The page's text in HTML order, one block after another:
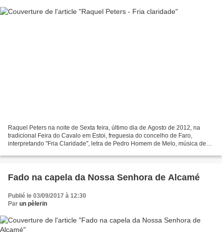
Raquel Peters na noite de Sexta feira, último dia de Agosto de 2012, na
tradicional Feira do Cavalo em Estoi, freguesia do concelho de Faro,
interpretando "Fria Claridade", letra de Pedro Homem de Melo, música de
Fado na capela da Nossa Senhora de Alcamé
Publié le 03/09/2017 à 12:30
Par un pèlerin